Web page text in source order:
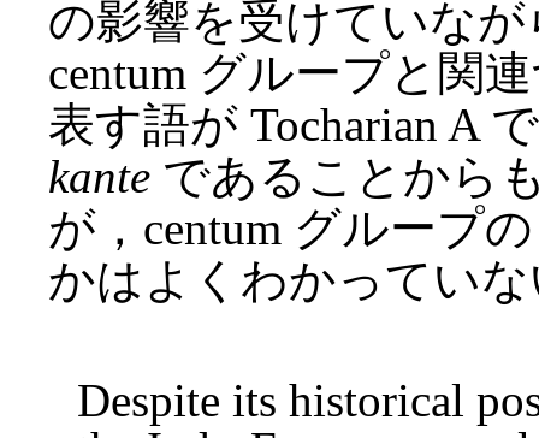
の影響を受けていな
centum グループと関
表す語が Tocharian A
kante であることから
が，centum グループ
かはよくわかってい
Despite its historical